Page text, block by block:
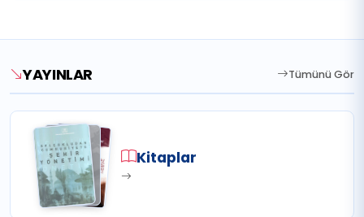
YAYINLAR Tümünü Gör
Kitaplar